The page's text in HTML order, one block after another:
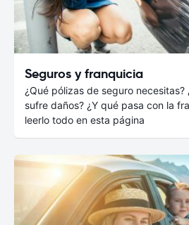
Seguros y franquicia
¿Qué pólizas de seguro necesitas?
sufre daños? ¿Y qué pasa con la
leerlo todo en esta página